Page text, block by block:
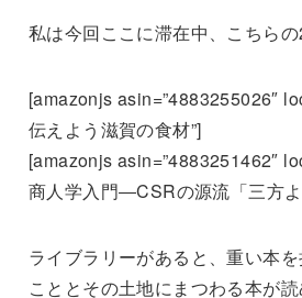
私は今回ここに滞在中、こちらの
[amazonjs asin=”4883255026″
伝えよう滋賀の食材”]
[amazonjs asin=”4883251462″
商人学入門―CSRの源流「三方
ライブラリーがあると、重い本
こととその土地にまつわる本が読